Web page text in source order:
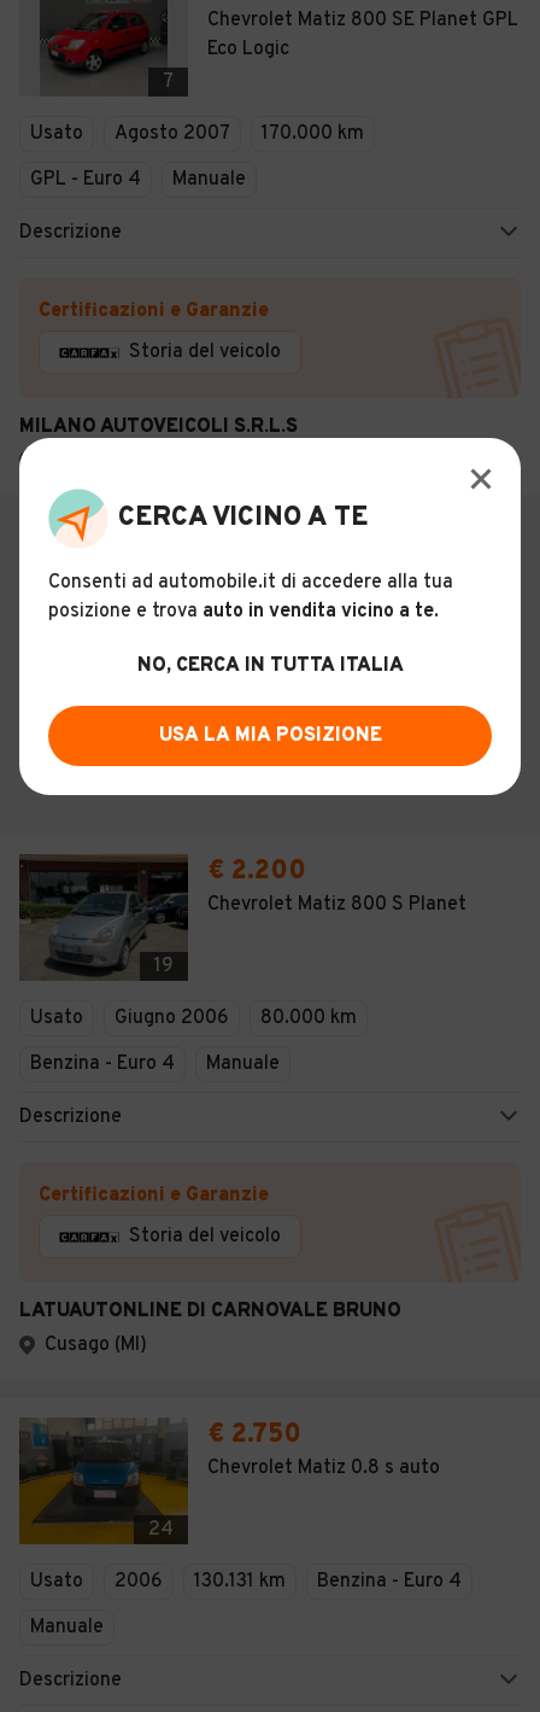
7
Chevrolet Matiz 800 SE Planet GPL
Eco Logic
Usato Agosto 2007
170.000 km
GPL - Euro 4
Manuale
Descrizione
Certificazioni e Garanzie
Storia del veicolo
MILANO AUTOVEICOLI S.R.L.S
19
€ 2.200
Chevrolet Matiz 800 S Planet
Usato Giugno 2006
80.000 km
Benzina - Euro 4
Manuale
Descrizione
Certificazioni e Garanzie
Storia del veicolo
LATUAUTONLINE DI CARNOVALE BRUNO
Cusago (MI)
24
€ 2.750
Chevrolet Matiz 0.8 s auto
Usato 2006 130.131 km
Benzina - Euro 4
Manuale
Descrizione
CERCA VICINO A TE
Consenti ad automobile.it di accedere alla tua
posizione e trova auto in vendita vicino a te.
NO, CERCA IN TUTTA ITALIA
USA LA MIA POSIZIONE